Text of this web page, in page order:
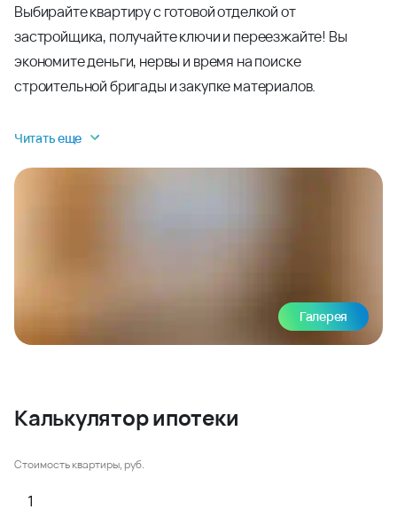
Выбирайте квартиру с готовой отделкой от
застройщика, получайте ключи и переезжайте! Вы
экономите деньги, нервы и время на поиске
строительной бригады и закупке материалов.
Читать еще
Галерея
Калькулятор ипотеки
Стоимость квартиры, руб.